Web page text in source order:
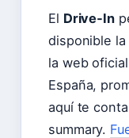
El Drive‑In
disponible
la web
España,
aquí te
summary.